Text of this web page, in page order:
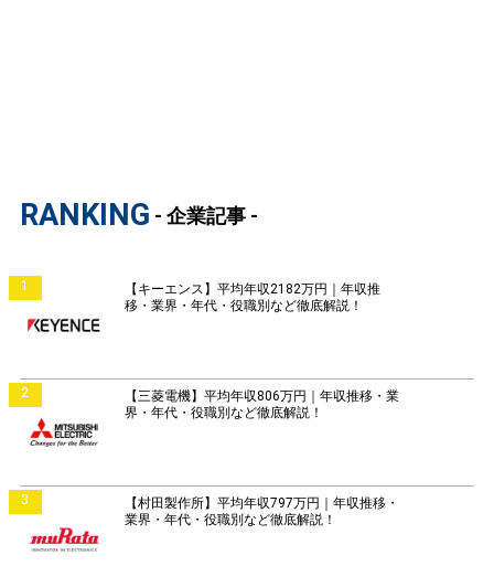
RANKING - 企業記事 -
1
【キーエンス】平均年収2182万円｜年収推
移・業界・年代・役職別など徹底解説！
2
【三菱電機】平均年収806万円｜年収推移・業
界・年代・役職別など徹底解説！
3
【村田製作所】平均年収797万円｜年収推移・
業界・年代・役職別など徹底解説！